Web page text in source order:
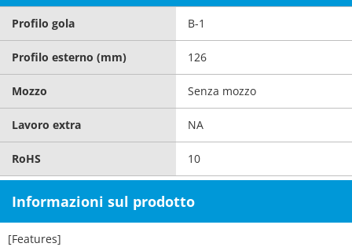
Profilo gola B-1
Profilo esterno (mm) 126
Mozzo Senza mozzo
Lavoro extra NA
RoHS 10
Informazioni sul prodotto
[Features]